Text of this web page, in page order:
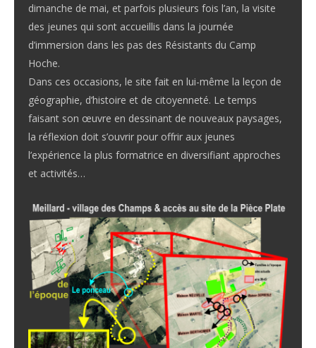
dimanche de mai, et parfois plusieurs fois l’an, la visite
des jeunes qui sont accueillis dans la journée
d’immersion dans les pas des Résistants du Camp
Hoche.
Dans ces occasions, le site fait en lui-même la leçon de
géographie, d’histoire et de citoyenneté. Le temps
faisant son œuvre en dessinant de nouveaux paysages,
la réflexion doit s’ouvrir pour offrir aux jeunes
l’expérience la plus formatrice en diversifiant approches
et activités…